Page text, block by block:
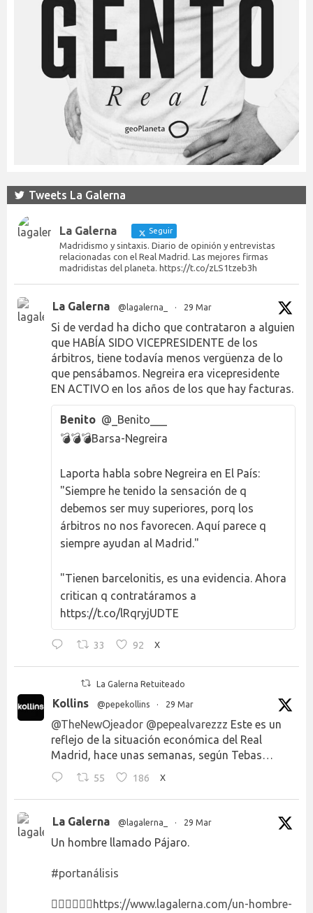
Tweets La Galerna
La Galerna Seguir
Madridismo y sintaxis. Diario de opinión y entrevistas
relacionadas con el Real Madrid. Las mejores firmas
madridistas del planeta. https://t.co/zLS1tzeb3h
La Galerna @lagalerna_ · 29 Mar
Si de verdad ha dicho que contrataron a alguien
que HABÍA SIDO VICEPRESIDENTE de los
árbitros, tiene todavía menos vergüenza de lo
que pensábamos. Negreira era vicepresidente
EN ACTIVO en los años de los que hay facturas.
Benito @_Benito___
💣💣💣Barsa-Negreira
Laporta habla sobre Negreira en El País:
"Siempre he tenido la sensación de q
debemos ser muy superiores, porq los
árbitros no nos favorecen. Aquí parece q
siempre ayudan al Madrid."
"Tienen barcelonitis, es una evidencia. Ahora
critican q contratáramos a
https://t.co/lRqryjUDTE
33 92 X
La Galerna Retuiteado
Kollins @pepekollins · 29 Mar
@TheNewOjeador @pepealvarezzz Este es un
reflejo de la situación económica del Real
Madrid, hace unas semanas, según Tebas…
55 186 X
La Galerna @lagalerna_ · 29 Mar
Un hombre llamado Pájaro.
#portanálisis
👉🏻👉🏻👉🏻 https://www.lagalerna.com/un-hombre-